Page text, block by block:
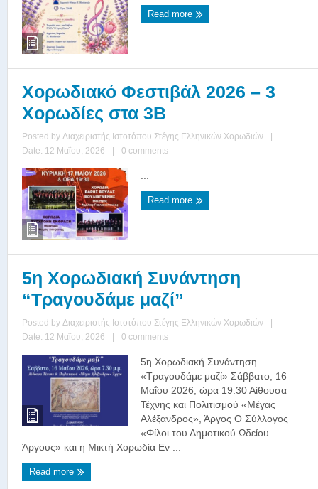
Read more
Χορωδιακό Φεστιβάλ 2026 – 3
Χορωδίες στα 3Β
Posted by Διαχειριστής Ιστοτόπου Στέγης Ελληνικών Χορωδιών
|
Date: 12 Μαΐου, 2026
| 0 comments
Read more
5η Χορωδιακή Συνάντηση
“Τραγουδάμε μαζί”
Posted by Διαχειριστής Ιστοτόπου Στέγης Ελληνικών Χορωδιών
|
Date: 12 Μαΐου, 2026
| 0 comments
5η Χορωδιακή Συνάντηση
«Τραγουδάμε μαζί» Σάββατο, 16
Μαΐου 2026, ώρα 19.30 Αίθουσα
Τέχνης και Πολιτισμού «Μέγας
Αλέξανδρος», Άργος Ο Σύλλογος
«Φίλοι του Δημοτικού Ωδείου
Άργους» και η Μικτή Χορωδία Εν ...
Read more